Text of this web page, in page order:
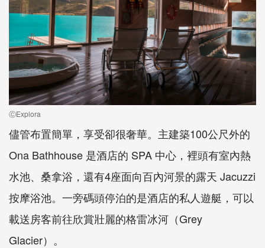
ⒸExplora
儘管布置簡單，享受卻很奢華。主建築100公尺外的
Ona Bathhouse 是酒店的 SPA 中心，裡頭有室內熱
水池、桑拿浴，還有4座面向百內河景的露天 Jacuzzi
按摩浴池。一旁碼頭停泊的是酒店的私人遊艇，可以
載送房客前往欣賞壯麗的格雷冰河（Grey
Glacier）。